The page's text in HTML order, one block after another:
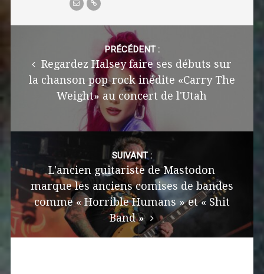
PRÉCÉDENT :
Regardez Halsey faire ses débuts sur
la chanson pop-rock inédite «Carry The
Weight» au concert de l'Utah
SUIVANT :
L'ancien guitariste de Mastodon
marque les anciens comises de bandes
comme « Horrible Humans » et « Shit
Band »